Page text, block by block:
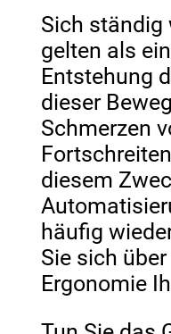
Sich ständig
gelten als
Entstehung
dieser
Schmerzen
diesem
häufig
Sie sich
Ergonomie